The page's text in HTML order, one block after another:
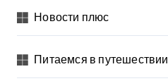
Новости плюс
Питаемся в путешествии